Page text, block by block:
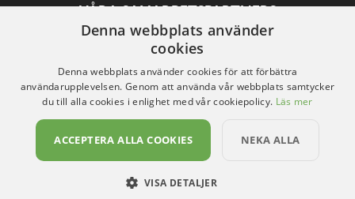
VÅRA SAMARBETSPARTNERS
Denna webbplats använder
cookies
Denna webbplats använder cookies för att förbättra
användarupplevelsen. Genom att använda vår webbplats samtycker
du till alla cookies i enlighet med vår cookiepolicy. Läs mer
ACCEPTERA ALLA COOKIES NEKA ALLA
VISA DETALJER